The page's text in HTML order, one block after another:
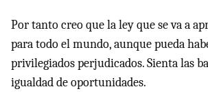
Por tanto creo que la ley que se va a
para todo el mundo, aunque pueda
privilegiados perjudicados. Sienta las
igualdad de oportunidades.